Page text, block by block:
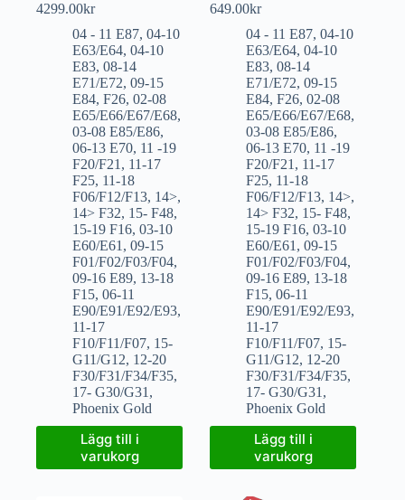
4299.00kr
04 - 11 E87, 04-10
E63/E64, 04-10
E83, 08-14
E71/E72, 09-15
E84, F26, 02-08
E65/E66/E67/E68,
03-08 E85/E86,
06-13 E70, 11 -19
F20/F21 , 11-17
F25, 11-18
F06/F12/F13, 14>,
14> F32, 15- F48,
15-19 F16, 03-10
E60/E61 , 09-15
F01/F02/F03/F04,
09-16 E89, 13-18
F15, 06-11
E90/E91/E92/E93,
11-17
F10/F11/F07, 15-
G11/G12, 12-20
F30/F31/F34/F35,
17- G30/G31 ,
Phoenix Gold
Lägg till i
varukorg
649.00kr
04 - 11 E87,04-10
E63/E64,04-10
E83,08-14
E71/E72,09-15
E84,F26,02-08
E65/E66/E67/E68,
03-08 E85/E86,
06-13 E70, 11 -19
F20/F21 , 11-17
F25, 11-18
F06/F12/F13, 14>,
14> F32, 15- F48,
15-19 F16,03-10
E60/E61 ,09-15
F01/F02/F03/F04,
09-16 E89, 13-18
F15,06-11
E90/E91/E92/E93,
11-17
F10/F11/F07, 15-
G11/G12, 12-20
F30/F31/F34/F35,
17- G30/G31 ,
Phoenix Gold
Lägg till i
varukorg